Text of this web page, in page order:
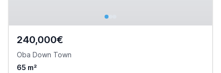
240,000€
Oba Down Town
65 m²